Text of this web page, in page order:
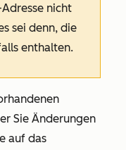
nicht
sei denn, die
enthalten.
Sie Änderungen
auf das